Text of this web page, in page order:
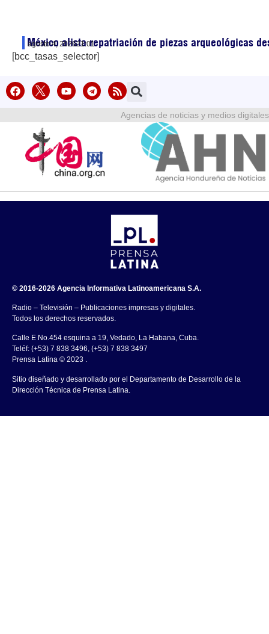
México alista repatriación de piezas arqueológicas
agosto 4, 202621:01
[bcc_tasas_selector]
Agencias de noticias y medios digitales
© 2016-2026 Agencia Informativa Latinoamericana S.A.
Radio – Televisión – Publicaciones impresas y digitales.
Todos los derechos reservados.
Calle E No.454 esquina a 19, Vedado, La Habana, Cuba.
Teléf: (+53) 7 838 3496, (+53) 7 838 3497
Prensa Latina © 2023 .
Sitio diseñado y desarrollado por el Departamento de Desarrollo de la
Dirección Técnica de Prensa Latina.